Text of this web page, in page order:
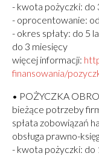
- kwota pożyczki: do
- oprocentowanie:
- okres spłaty: do 5
do 3 miesięcy
więcej informacji:
się
finansowania/
• POŻYCZKA
bieżące potrzeby
spłata zobowiązań
obsługa prawno-
- kwota pożyczki: do